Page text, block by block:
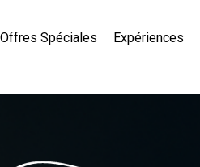
Offres Spéciales Expériences